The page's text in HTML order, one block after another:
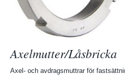
Axelmutter/Låsbricka
Axel- och avdragsmuttrar för